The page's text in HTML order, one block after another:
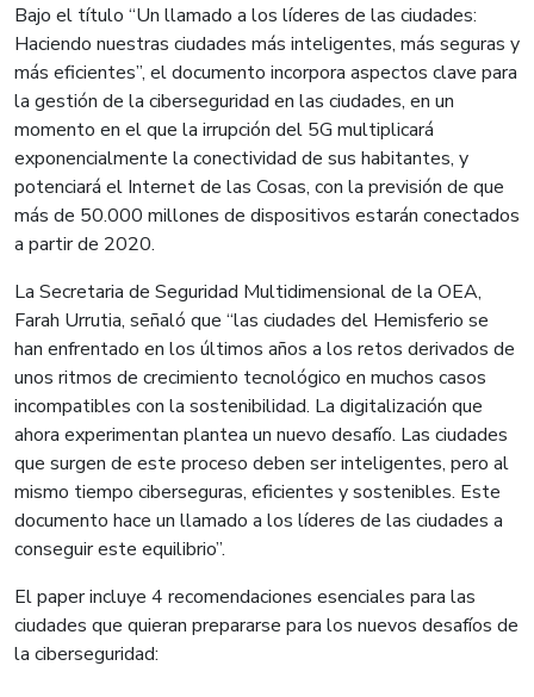
Bajo el título “Un llamado a los líderes de las ciudades:
Haciendo nuestras ciudades más inteligentes, más seguras y
más eficientes”, el documento incorpora aspectos clave para
la gestión de la ciberseguridad en las ciudades, en un
momento en el que la irrupción del 5G multiplicará
exponencialmente la conectividad de sus habitantes, y
potenciará el Internet de las Cosas, con la previsión de que
más de 50.000 millones de dispositivos estarán conectados
a partir de 2020.
La Secretaria de Seguridad Multidimensional de la OEA,
Farah Urrutia, señaló que “las ciudades del Hemisferio se
han enfrentado en los últimos años a los retos derivados de
unos ritmos de crecimiento tecnológico en muchos casos
incompatibles con la sostenibilidad. La digitalización que
ahora experimentan plantea un nuevo desafío. Las ciudades
que surgen de este proceso deben ser inteligentes, pero al
mismo tiempo ciberseguras, eficientes y sostenibles. Este
documento hace un llamado a los líderes de las ciudades a
conseguir este equilibrio”.
El paper incluye 4 recomendaciones esenciales para las
ciudades que quieran prepararse para los nuevos desafíos de
la ciberseguridad: